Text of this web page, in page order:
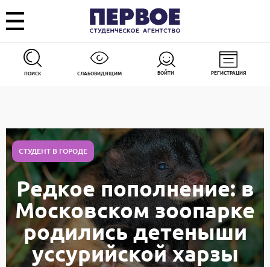
ПОИСК СЛАБОВИДЯЩИМ ВОЙТИ РЕГИСТРАЦИЯ
СТУДЕНТ В ГОРОДЕ
Редкое пополнение: в
Московском зоопарке
родились детеныши
уссурийской харзы